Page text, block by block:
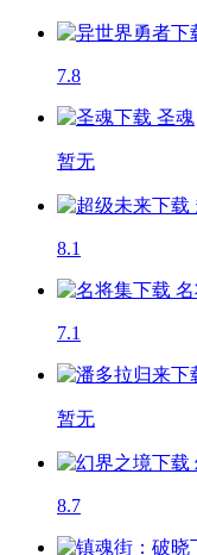
7.8
圣魂
暂无
8.1
7.1
暂无
8.7